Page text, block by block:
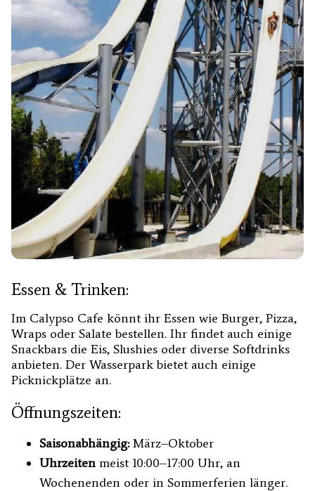
Essen & Trinken:
Im Calypso Cafe könnt ihr Essen wie Burger, Pizza,
Wraps oder Salate bestellen. Ihr findet auch einige
Snackbars die Eis, Slushies oder diverse Softdrinks
anbieten. Der Wasserpark bietet auch einige
Picknickplätze an.
Öffnungszeiten:
Saisonabhängig:März–Oktober
Uhrzeiten meist 10:00–17:00 Uhr, an
Wochenenden oder in Sommerferien länger.